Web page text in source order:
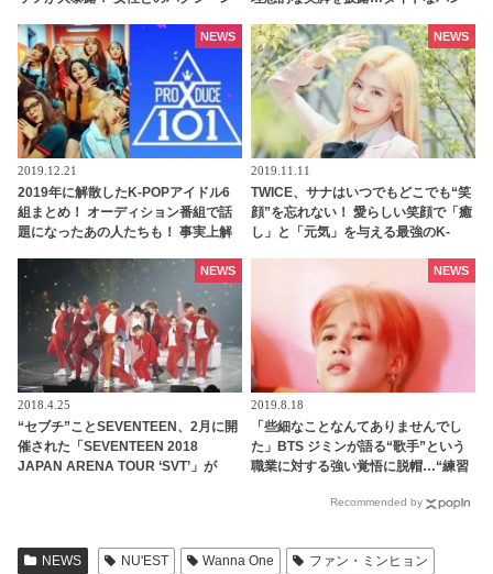
バラされるメンバーも！ 爆弾発言の
オンパレードに爆笑
ルな彼女にファンは大絶賛
2019.12.21
2019年に解散したK-POPアイドル6
組まとめ！ オーディション番組で話
題になったあの人たちも！ 事実上解
プ
NEWS
2019.11.11
TWICE、サナはいつでもどこでも“笑
顔”を忘れない！ 愛らしい笑顔で「癒
し」と「元気」を与える最強のK-
NEWS
2018.4.25
“セブチ”ことSEVENTEEN、2月に開
催された「SEVENTEEN 2018
JAPAN ARENA TOUR ‘SVT’」が
NEWS
2019.8.18
「些細なことなんてありませんでし
た」BTS ジミンが語る“歌手”という
職業に対する強い覚悟に脱帽…“練習
の深い感性とは
NEWS
Recommended by
NEWS NU'EST Wanna One ファン・ミンヒョン